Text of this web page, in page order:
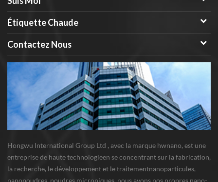
Étiquette Chaude
Contactez Nous
Hongwu International Group Ltd , avec la marque hwnano, est une
entreprise de haute technologieen se concentrant sur la fabrication,
la recherche, le développement et le traitementnanoparticules,
nanopoudres, poudres microniques. nous avons nos propres nano-